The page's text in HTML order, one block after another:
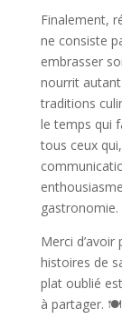
Finalement,
ne consiste
embrasser
nourrit autant
traditions
le temps qui
tous ceux
gastronomie.
Merci
histoires de
plat oublié
à partager.